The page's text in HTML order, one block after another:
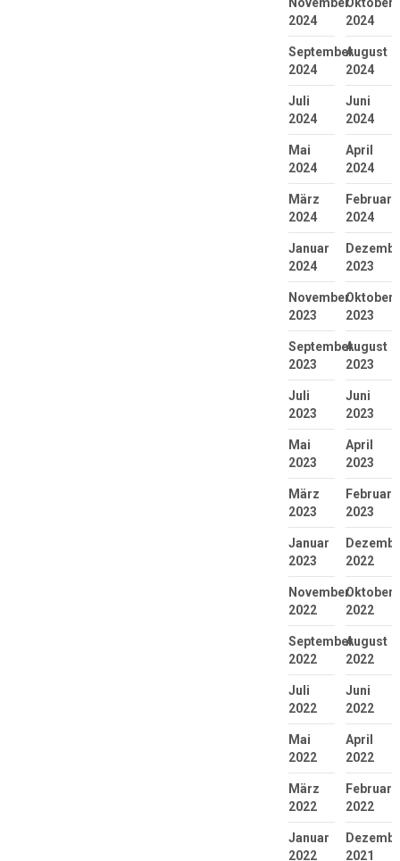
November
2024
Oktober
2024
September
2024
August
2024
Juli
2024
Juni
2024
Mai
2024
April
2024
März
2024
Februar
2024
Januar
2024
2023
November
2023
Oktober
2023
September
2023
August
2023
Juli
2023
Juni
2023
Mai
2023
April
2023
März
2023
Februar
2023
Januar
2023
2022
November
2022
Oktober
2022
September
2022
August
2022
Juli
2022
Juni
2022
Mai
2022
April
2022
März
2022
Februar
2022
Januar
2022
2021